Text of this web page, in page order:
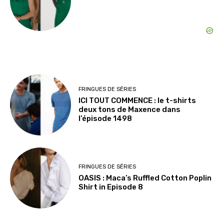
FRINGUES DE SÉRIES
ICI TOUT COMMENCE : le t-shirts
deux tons de Maxence dans
l’épisode 1498
FRINGUES DE SÉRIES
OASIS : Maca’s Ruffled Cotton Poplin
Shirt in Episode 8